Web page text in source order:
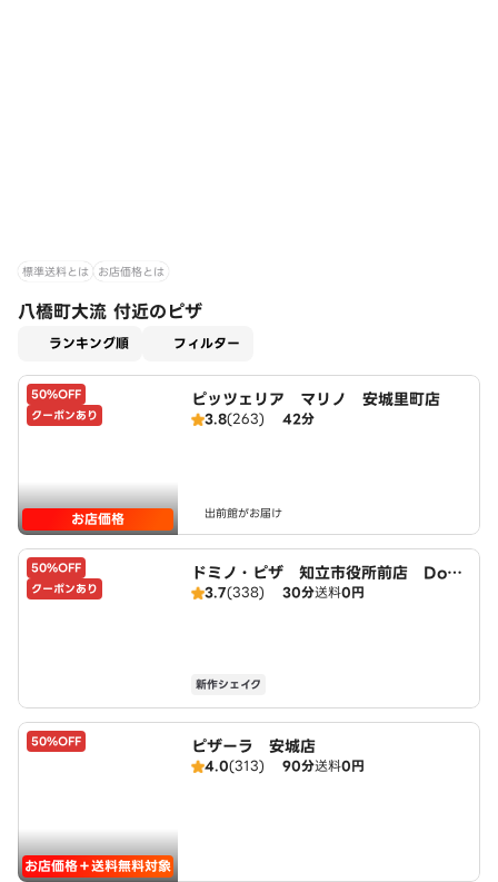
標準送料とは お店価格とは
八橋町大流 付近のピザ
ランキング順 フィルター
50%OFF
クーポンあり
お店価格
ピッツェリア マリノ 安城里町店
3.8(263) 42分
出前館がお届け
50%OFF
クーポンあり
ドミノ・ピザ 知立市役所前店 Domi
no's
3.7(338) 30分送料0円
新作シェイク
50%OFF
お店価格＋送料無料対象
ピザーラ 安城店
4.0(313) 90分送料0円